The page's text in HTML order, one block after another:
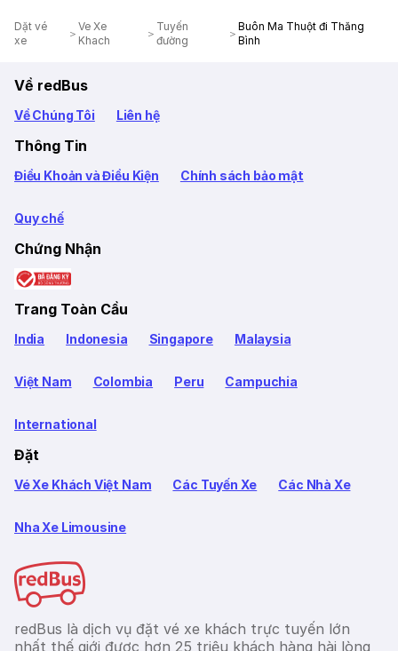
Dặt vé
xe
Ve Xe
Khach
Tuyến
đường
Buôn Ma Thuột đi Thăng
Bình
Về redBus
Về Chúng Tôi Liên hệ
Thông Tin
Điều Khoản và Điều Kiện Chính sách bảo mật
Quy chế
Chứng Nhận
Trang Toàn Cầu
India Indonesia Singapore Malaysia
Việt Nam Colombia Peru Campuchia
International
Đặt
Vé Xe Khách Việt Nam Các Tuyến Xe Các Nhà Xe
Nha Xe Limousine
redBus là dịch vụ đặt vé xe khách trực tuyến lớn
nhất thế giới được hơn 25 triệu khách hàng hài lòng